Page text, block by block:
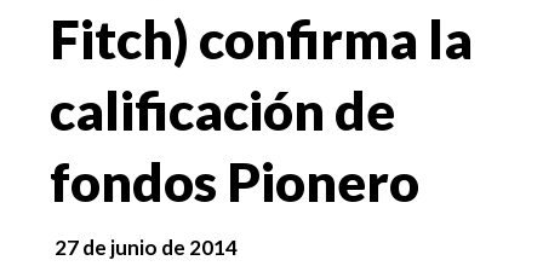
Fitch) confirma la
calificación de
fondos Pionero
27 de junio de 2014